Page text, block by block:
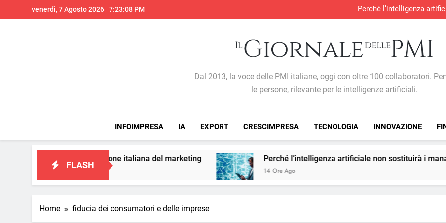
to
venerdì, 7 Agosto 2026 7:23:09 PM
Produzione
S&P Global PMI®:
Produzione
S&P Global PMI®:
Il Giornale Delle PMI
Dal 2013, la voce delle PMI italiane, oggi con oltre 100 collaboratori.
le persone, rilevante per le intelligenze artificiali.
INFOIMPRESA IA EXPORT CRESCIMPRESA TECNOLOGIA INNOVAZIONE
FLASH
a una visione italiana del marketing Perché l’intelligenza artificiale non sostituirà i manager, ma
14 Ore Ago
Home fiducia dei consumatori e delle imprese